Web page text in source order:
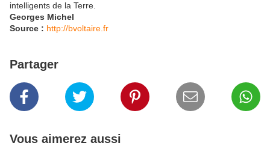
intelligents de la Terre.
Georges Michel
Source : http://bvoltaire.fr
Partager
Vous aimerez aussi